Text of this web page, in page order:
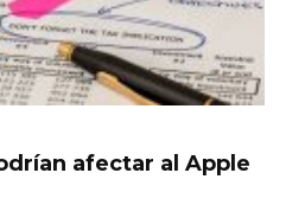
afectar al Apple